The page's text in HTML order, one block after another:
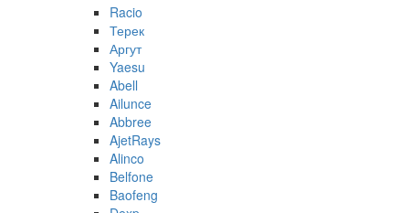
Racio
Терек
Аргут
Yaesu
Abell
Ailunce
Abbree
AjetRays
Alinco
Belfone
Baofeng